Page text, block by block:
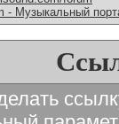
- Музыкальный